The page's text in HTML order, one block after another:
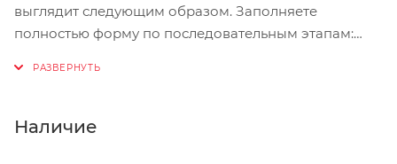
выглядит следующим образом. Заполняете
полностью форму по последовательным этапам:
Нажмите кнопку «Оформить заказ».
Наличие